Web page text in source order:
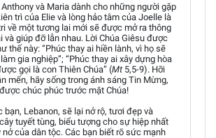
và Maria dành cho những người gặp
trì của Elie và lòng hảo tâm của Joelle là
về một tương lai mới sẽ được mở ra thông
và giúp đỡ lẫn nhau. Lời Chúa Giêsu được
thế này: “Phúc thay ai hiền lành, vì họ sẽ
gia nghiệp”; “Phúc thay ai xây dựng hòa
gọi là con Thiên Chúa” (Mt 5,5-9). Hỡi
mến, hãy sống trong ánh sáng Tin Mừng,
chúc phúc trước mặt Chúa!
bạn, Lebanon, sẽ lại nở rộ, tươi đẹp và
tuyết tùng, biểu tượng cho sự hiệp nhất
nở của dân tộc. Các bạn biết rõ sức mạnh